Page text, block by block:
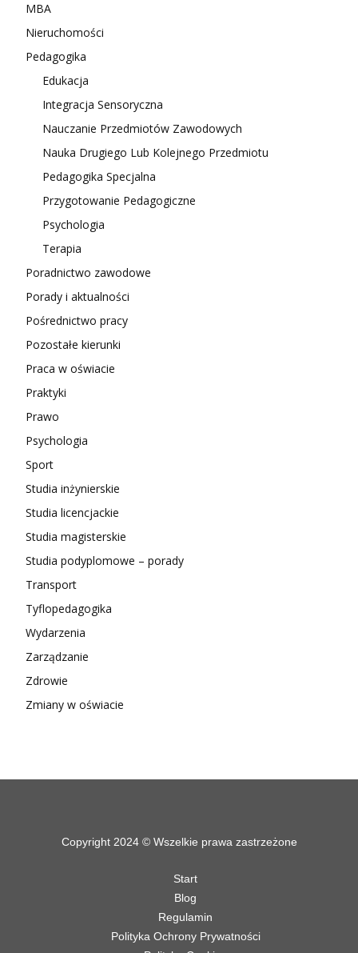
MBA
Nieruchomości
Pedagogika
Edukacja
Integracja Sensoryczna
Nauczanie Przedmiotów Zawodowych
Nauka Drugiego Lub Kolejnego Przedmiotu
Pedagogika Specjalna
Przygotowanie Pedagogiczne
Psychologia
Terapia
Poradnictwo zawodowe
Porady i aktualności
Pośrednictwo pracy
Pozostałe kierunki
Praca w oświacie
Praktyki
Prawo
Psychologia
Sport
Studia inżynierskie
Studia licencjackie
Studia magisterskie
Studia podyplomowe – porady
Transport
Tyflopedagogika
Wydarzenia
Zarządzanie
Zdrowie
Zmiany w oświacie
Copyright 2024 © Wszelkie prawa zastrzeżone
Start
Blog
Regulamin
Polityka Ochrony Prywatności